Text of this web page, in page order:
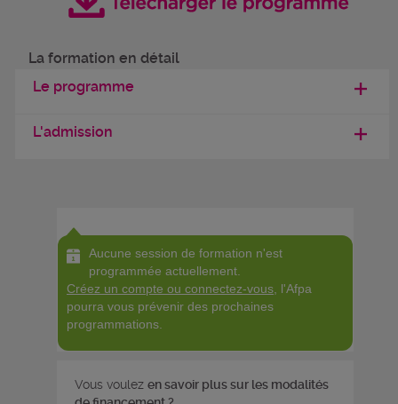
La formation en détail
Le programme
L'admission
Aucune session de formation n'est
programmée actuellement.
Créez un compte ou connectez-vous , l'Afpa
pourra vous prévenir des prochaines
programmations.
Vous voulez en savoir plus sur les modalités